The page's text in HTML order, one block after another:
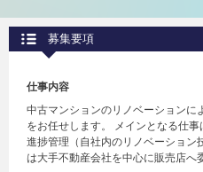
募集要項
仕事内容
中古マンションのリノベーションに
をお任せします。 メインとなる仕
進捗管理（自社内のリノベーション
は大手不動産会社を中心に販売店へ